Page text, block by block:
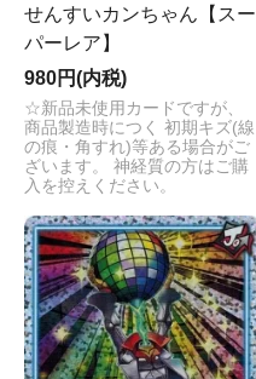
せんすいカンちゃん【スー
パーレア】
980円(内税)
☆新品未使用カードですが、
商品製造時につく 初期キズ(線
の痕・角すれ)等ある場合がご
ざいます。 神経質の方はご購
入を控えください。